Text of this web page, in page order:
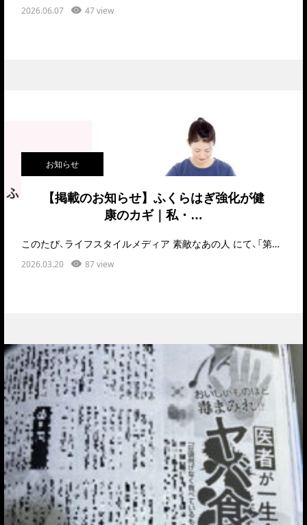
2026.06.07 47 view
お知らせ
【掲載のお知らせ】ふくらはぎ強化が健
康のカギ｜私・…
このたび、ライフスタイルメディア 素敵なあの人 にて、「第二の心臓」とも呼ばれるふくらはぎが、60代…
2026.03.20 87 view